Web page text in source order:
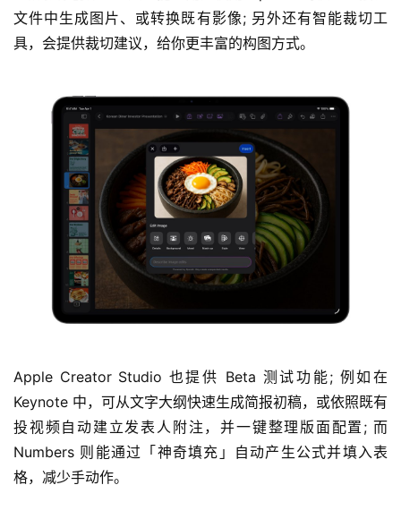
文件中生成图片、或转换既有影像; 另外还有智能裁切工
具，会提供裁切建议，给你更丰富的构图方式。
Apple Creator Studio 也提供 Beta 测试功能; 例如在
Keynote 中，可从文字大纲快速生成简报初稿，或依照既有
投视频自动建立发表人附注，并一键整理版面配置; 而
Numbers 则能通过「神奇填充」自动产生公式并填入表
格，减少手动作。